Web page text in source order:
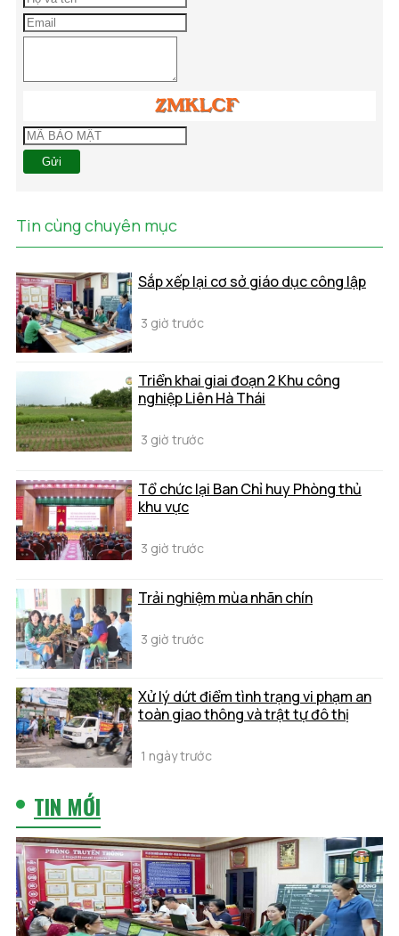
Gửi
Tin cùng chuyên mục
Sắp xếp lại cơ sở giáo dục công lập
3 giờ trước
Triển khai giai đoạn 2 Khu công
nghiệp Liên Hà Thái
3 giờ trước
Tổ chức lại Ban Chỉ huy Phòng thủ
khu vực
3 giờ trước
Trải nghiệm mùa nhãn chín
3 giờ trước
Xử lý dứt điểm tình trạng vi phạm an
toàn giao thông và trật tự đô thị
1 ngày trước
TIN MỚI